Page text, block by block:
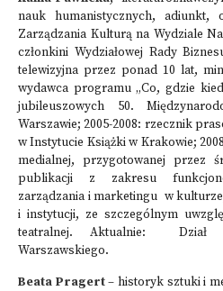
nauk humanistycznych, adiunkt,
Zarządzania Kulturą na Wydziale
członkini Wydziałowej Rady
telewizyjna przez ponad 10 lat,
wydawca programu „Co, gdzie
jubileuszowych 50.
Warszawie; 2005-2008: rzecznik
w Instytucie Książki w Krakowie;
medialnej, przygotowanej przez
publikacji z zakresu
zarządzania i marketingu w
i instytucji, ze szczególnym
teatralnej. Aktualnie: Dział
Warszawskiego.
Beata Pragert– historyk sztuki i